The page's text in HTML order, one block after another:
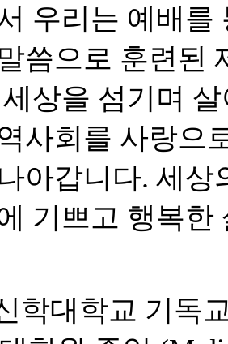
우리는 예배
씀으로 훈련된
상을 섬기며
사회를 사랑으
아갑니다. 세
기쁘고 행복
학대학교 기독